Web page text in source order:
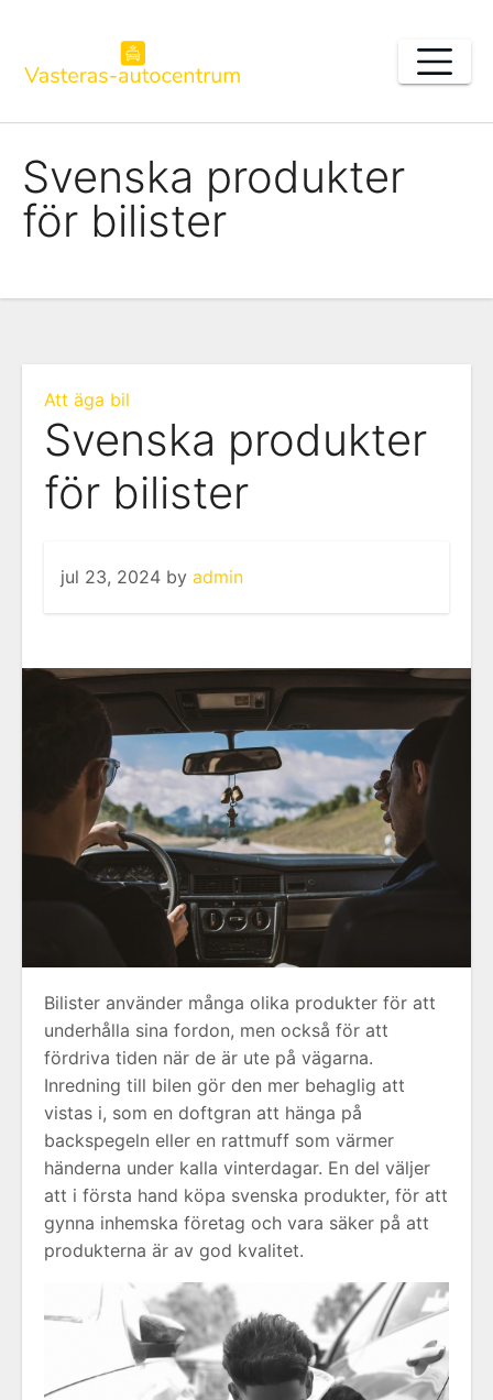
content
Svenska produkter
för bilister
Att äga bil
Svenska produkter
för bilister
jul 23, 2024 by admin
Bilister använder många olika produkter för att
underhålla sina fordon, men också för att
fördriva tiden när de är ute på vägarna.
Inredning till bilen gör den mer behaglig att
vistas i, som en doftgran att hänga på
backspegeln eller en rattmuff som värmer
händerna under kalla vinterdagar. En del väljer
att i första hand köpa svenska produkter, för att
gynna inhemska företag och vara säker på att
produkterna är av god kvalitet.